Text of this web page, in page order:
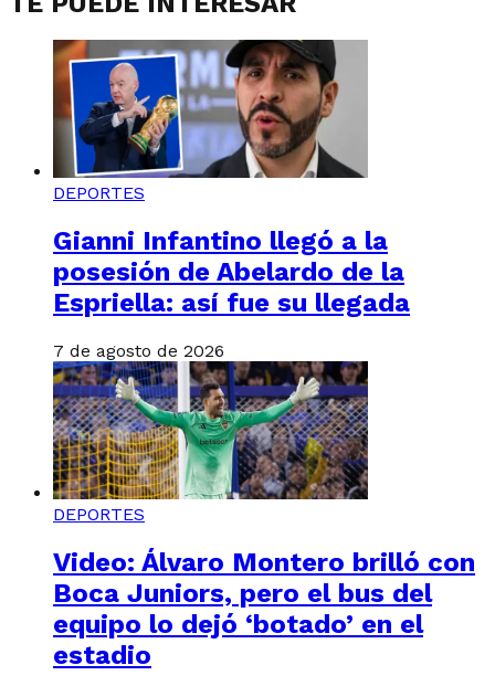
DEPORTES
Gianni Infantino llegó a la
posesión de Abelardo de la
Espriella: así fue su llegada
7 de agosto de 2026
DEPORTES
Video: Álvaro Montero brilló con
Boca Juniors, pero el bus del
equipo lo dejó ‘botado’ en el
estadio